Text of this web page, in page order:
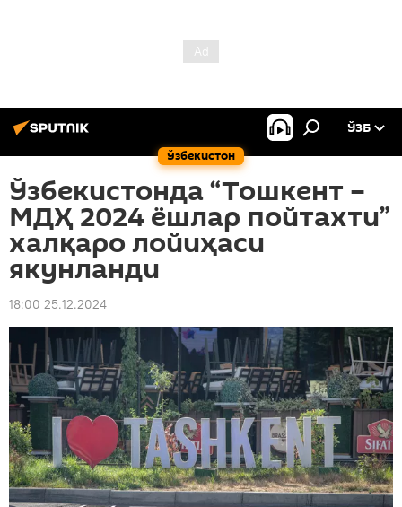
Ўзбекистон
ЎЗБ
Ўзбекистонда “Тошкент –
МДҲ 2024 ёшлар пойтахти”
халқаро лойиҳаси
якунланди
18:00 25.12.2024